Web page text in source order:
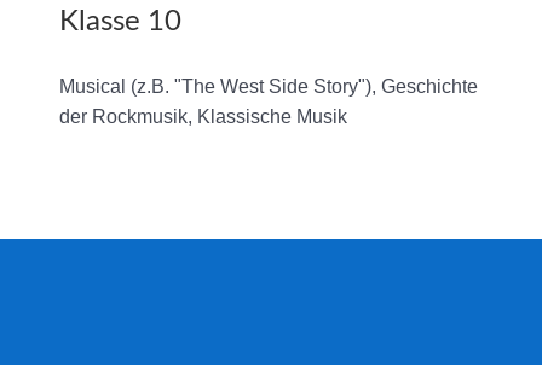
Klasse 10
Musical (z.B. "The West Side Story"), Geschichte
der Rockmusik, Klassische Musik